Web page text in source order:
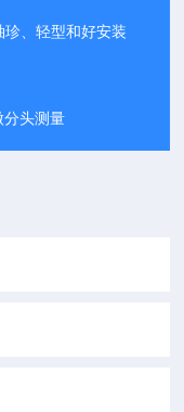
、轻型和好安装
分头测量